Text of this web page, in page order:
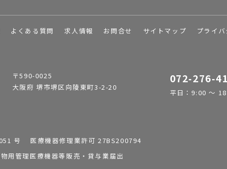
よくある質問 求人情報 お問合せ サイトマップ プライ
〒590-0025
大阪府 堺市堺区向陵東町3-2-20
072-276-
平日：9:00 ～
号 医療機器修理業許可 27BS200794
管理医療機器等販売・貸与業届出